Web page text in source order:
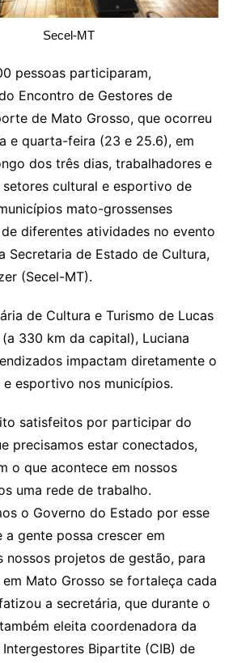
Secel-MT
pessoas participaram,
Encontro de Gestores de
de Mato Grosso, que ocorreu
e quarta-feira (23 e 25.6), em
dos três dias, trabalhadores e
cultural e esportivo de
mato-grossenses
diferentes atividades no evento
Secretaria de Estado de Cultura,
(Secel-MT).
de Cultura e Turismo de Lucas
330 km da capital), Luciana
impactam diretamente o
esportivo nos municípios.
satisfeitos por participar do
precisamos estar conectados,
o que acontece em nossos
uma rede de trabalho.
o Governo do Estado por esse
a gente possa crescer em
nossos projetos de gestão, para
Mato Grosso se fortaleça cada
a secretária, que durante o
eleita coordenadora da
Bipartite (CIB) de